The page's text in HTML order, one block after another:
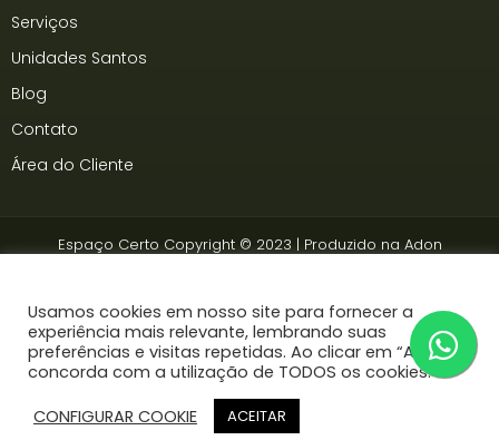
Serviços
Unidades Santos
Blog
Contato
Área do Cliente
Espaço Certo Copyright © 2023 | Produzido na Adon
Usamos cookies em nosso site para fornecer a
experiência mais relevante, lembrando suas
preferências e visitas repetidas. Ao clicar em “Aceitar”,
concorda com a utilização de TODOS os cookies.
CONFIGURAR COOKIE
ACEITAR